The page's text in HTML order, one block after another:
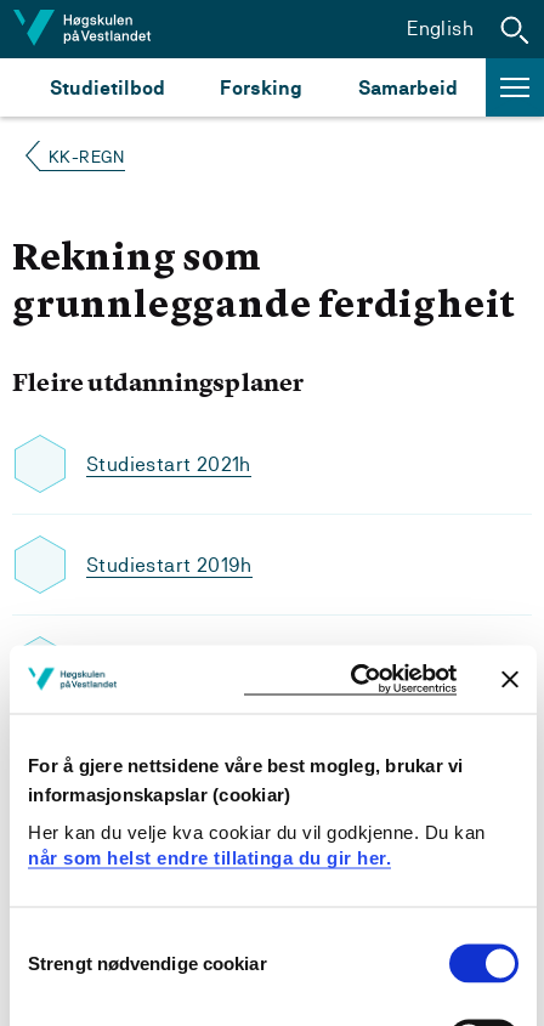
For å gjere nettsidene våre best mogleg, brukar vi
informasjonskapslar (cookiar)
Her kan du velje kva cookiar du vil godkjenne. Du kan
når som helst endre tillatinga du gir her.
Selection
Strengt nødvendige cookiar
Hopp til innhald
Studietilbod Forsking Samarbeid
English
KK-REGN
Rekning som
grunnleggande ferdigheit
Fleire utdanningsplaner
Studiestart 2021h
Studiestart 2019h
Studiestart 2018h
Studiestart 2017h
Studiestart 2016h
Studiestart 2015h